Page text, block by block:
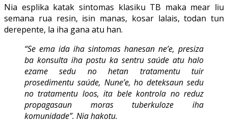
Nia esplika katak sintomas klasiku TB maka mear liu
semana rua resin, isin manas, kosar lalais, todan tun
derepente, la iha gana atu han.
“Se ema ida iha sintomas hanesan ne’e, presiza
ba konsulta iha postu ka sentru saúde atu halo
ezame sedu no hetan tratamentu tuir
prosedimentu saúde, Nune’e, ho deteksaun sedu
no tratamentu loos, ita bele kontrola no reduz
propagasaun moras tuberkuloze iha
komunidade”. Nia hakotu.